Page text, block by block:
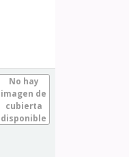
No hay
imagen de
cubierta
disponible